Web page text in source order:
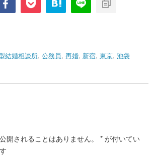
結婚相談所, 公務員, 再婚, 新宿, 東京, 池袋
開されることはありません。 * が付いてい